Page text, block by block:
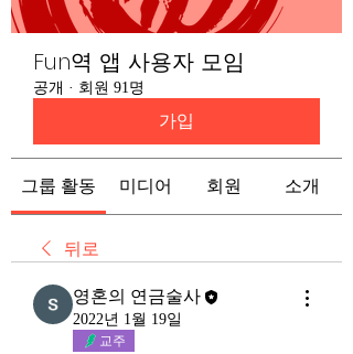
Fun역 앱 사용자 모임
공개 · 회원 91명
가입
그룹 활동 미디어 회원 소개
뒤로
영혼의 연금술사
2022년 1월 19일
교주